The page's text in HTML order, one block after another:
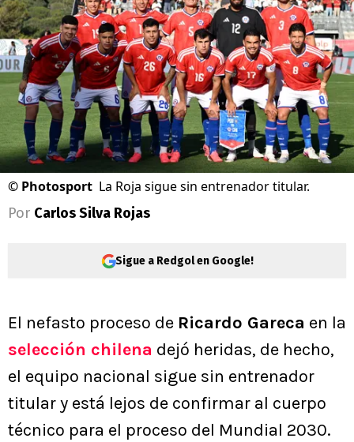
© Photosport La Roja sigue sin entrenador titular.
Por Carlos Silva Rojas
Sigue a Redgol en Google!
El nefasto proceso de Ricardo Gareca en la
selección chilena dejó heridas, de hecho,
el equipo nacional sigue sin entrenador
titular y está lejos de confirmar al cuerpo
técnico para el proceso del Mundial 2030.